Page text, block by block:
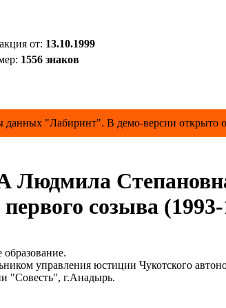
от: 13.10.1999
1556 знаков
данных "Лабиринт". В демо-версии открыто
созыва
управления юстиции Чукотского
"Совесть", г.Анадырь.